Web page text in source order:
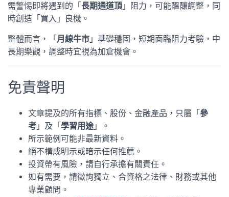
需警惕即將遇到的「 長期通道頂 」阻力，可能醞釀調整，同
時創造「買入」良機。
整體而言，「 月線牛市 」基礎穩固，短期面臨阻力考驗，中
長期樂觀，調整時宜視為加倉機會。
免責聲明
文章提及的所有指標、股份、金融產品，只屬「 參
考 」及「 學習用途 」。
所示範例可能非最新資料。
絕不構成明示或暗示任何推薦。
投資帶有風險，請自行承擔有關責任。
如有需要，請徵詢獨立、合資格之法律、財務或其他
專業顧問。